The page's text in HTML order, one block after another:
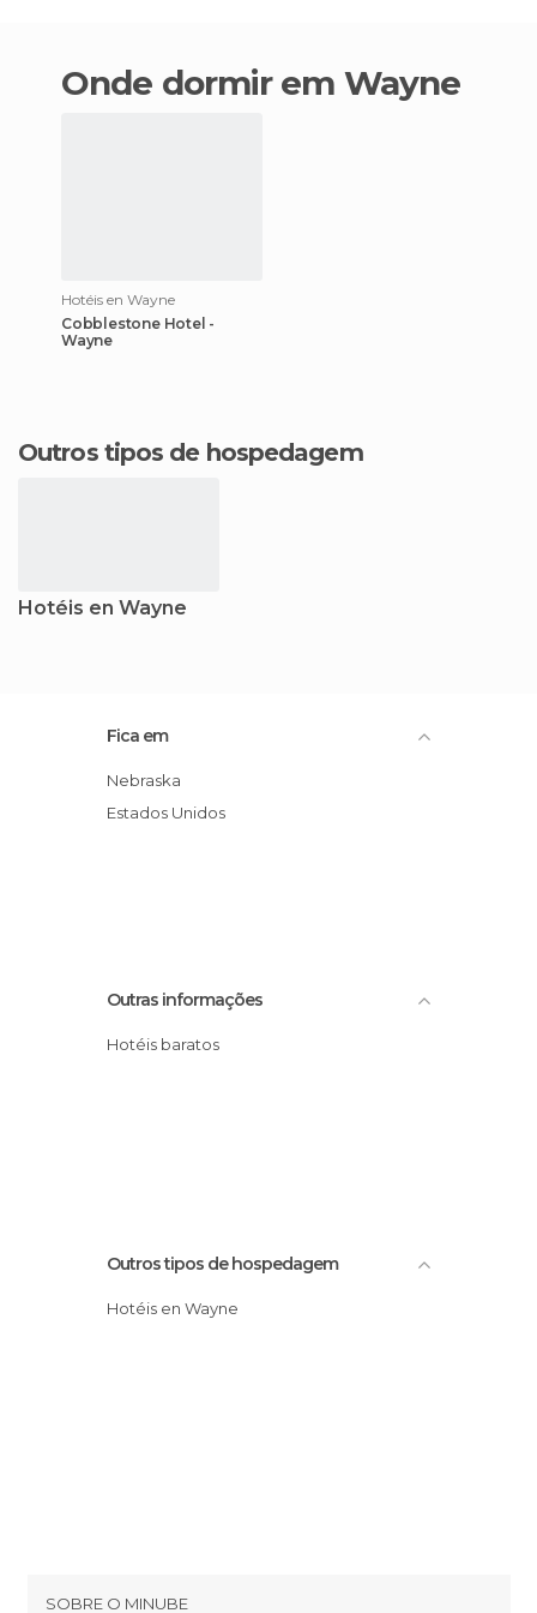
Onde dormir em Wayne
Hotéis en Wayne
Cobblestone Hotel -
Wayne
Outros tipos de hospedagem
Hotéis en Wayne
Fica em
Nebraska
Estados Unidos
Outras informações
Hotéis baratos
Outros tipos de hospedagem
Hotéis en Wayne
SOBRE O MINUBE